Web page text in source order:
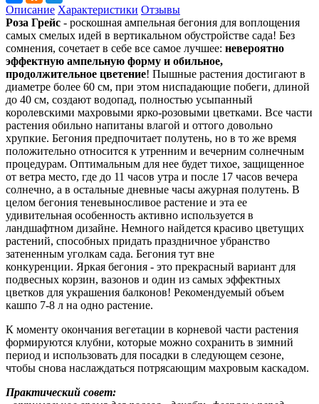
Описание Характеристики Отзывы
Роза Грейс - роскошная ампельная бегония для воплощения
самых смелых идей в вертикальном обустройстве сада! Без
сомнения, сочетает в себе все самое лучшее: невероятно
эффектную ампельную форму и обильное,
продолжительное цветение! Пышные растения достигают в
диаметре более 60 см, при этом ниспадающие побеги, длиной
до 40 см, создают водопад, полностью усыпанный
королевскими махровыми ярко-розовыми цветками. Все части
растения обильно напитаны влагой и оттого довольно
хрупкие. Бегония предпочитает полутень, но в то же время
положительно относится к утренним и вечерним солнечным
процедурам. Оптимальным для нее будет тихое, защищенное
от ветра место, где до 11 часов утра и после 17 часов вечера
солнечно, а в остальные дневные часы ажурная полутень. В
целом бегония теневыносливое растение и эта ее
удивительная особенность активно используется в
ландшафтном дизайне. Немного найдется красиво цветущих
растений, способных придать праздничное убранство
затененным уголкам сада. Бегония тут вне
конкуренции. Яркая бегония - это прекрасный вариант для
подвесных корзин, вазонов и один из самых эффектных
цветков для украшения балконов! Рекомендуемый объем
кашпо 7-8 л на одно растение.
К моменту окончания вегетации в корневой части растения
формируются клубни, которые можно сохранить в зимний
период и использовать для посадки в следующем сезоне,
чтобы снова наслаждаться потрясающим махровым каскадом.
Практический совет: